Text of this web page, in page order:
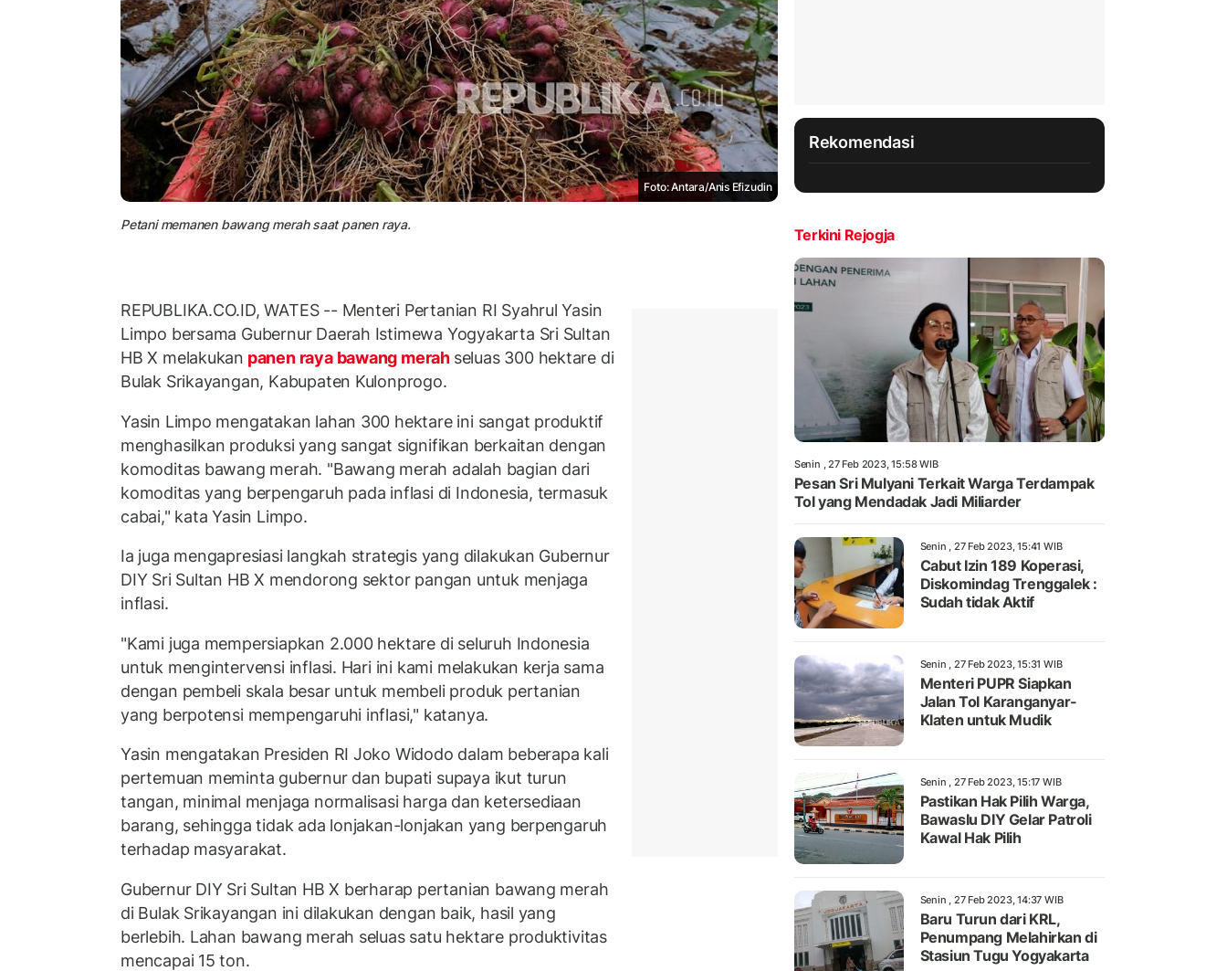
Foto: Antara/Anis Efizudin
Petani memanen bawang merah saat panen raya.
REPUBLIKA.CO.ID, WATES -- Menteri Pertanian RI Syahrul Yasin
Limpo bersama Gubernur Daerah Istimewa Yogyakarta Sri Sultan
HB X melakukan panen raya bawang merah seluas 300 hektare di
Bulak Srikayangan, Kabupaten Kulonprogo.
Yasin Limpo mengatakan lahan 300 hektare ini sangat produktif
menghasilkan produksi yang sangat signifikan berkaitan dengan
komoditas bawang merah. "Bawang merah adalah bagian dari
komoditas yang berpengaruh pada inflasi di Indonesia, termasuk
cabai," kata Yasin Limpo.
Ia juga mengapresiasi langkah strategis yang dilakukan Gubernur
DIY Sri Sultan HB X mendorong sektor pangan untuk menjaga
inflasi.
"Kami juga mempersiapkan 2.000 hektare di seluruh Indonesia
untuk mengintervensi inflasi. Hari ini kami melakukan kerja sama
dengan pembeli skala besar untuk membeli produk pertanian
yang berpotensi mempengaruhi inflasi," katanya.
Yasin mengatakan Presiden RI Joko Widodo dalam beberapa kali
pertemuan meminta gubernur dan bupati supaya ikut turun
tangan, minimal menjaga normalisasi harga dan ketersediaan
barang, sehingga tidak ada lonjakan-lonjakan yang berpengaruh
terhadap masyarakat.
Gubernur DIY Sri Sultan HB X berharap pertanian bawang merah
di Bulak Srikayangan ini dilakukan dengan baik, hasil yang
berlebih. Lahan bawang merah seluas satu hektare produktivitas
mencapai 15 ton.
Rekomendasi
Terkini Rejogja
Senin , 27 Feb 2023, 15:58 WIB
Pesan Sri Mulyani Terkait Warga Terdampak
Tol yang Mendadak Jadi Miliarder
Senin , 27 Feb 2023, 15:41 WIB
Cabut Izin 189 Koperasi,
Diskomindag Trenggalek :
Sudah tidak Aktif
Senin , 27 Feb 2023, 15:31 WIB
Menteri PUPR Siapkan
Jalan Tol Karanganyar-
Klaten untuk Mudik
Senin , 27 Feb 2023, 15:17 WIB
Pastikan Hak Pilih Warga,
Bawaslu DIY Gelar Patroli
Kawal Hak Pilih
Senin , 27 Feb 2023, 14:37 WIB
Baru Turun dari KRL,
Penumpang Melahirkan di
Stasiun Tugu Yogyakarta